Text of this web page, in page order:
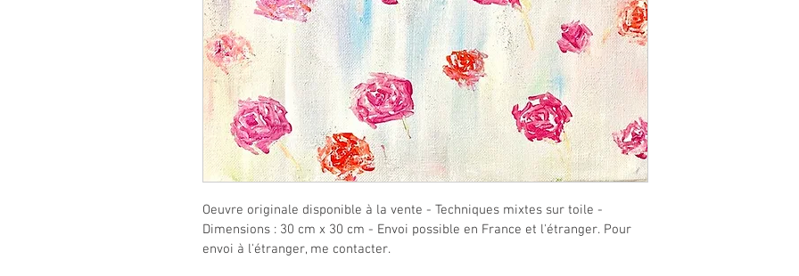
Oeuvre originale disponible à la vente - Techniques mixtes sur toile -
Dimensions : 30 cm x 30 cm - Envoi possible en France et l'étranger. Pour
envoi à l'étranger, me contacter.